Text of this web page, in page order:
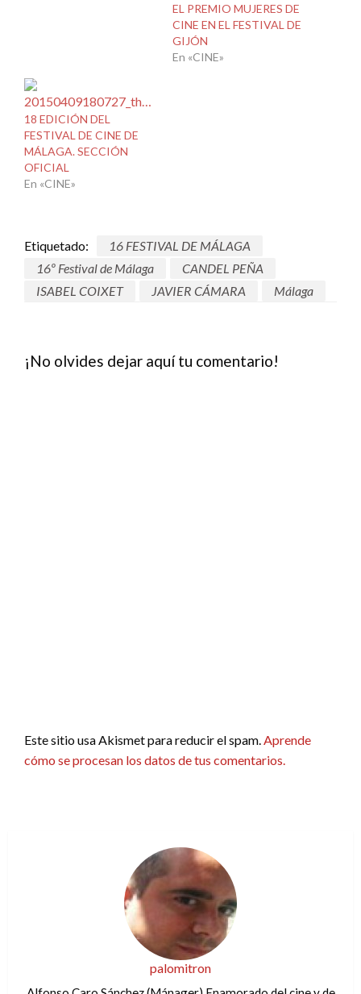
EL PREMIO MUJERES DE
CINE EN EL FESTIVAL DE
GIJÓN
En «CINE»
18 EDICIÓN DEL
FESTIVAL DE CINE DE
MÁLAGA. SECCIÓN
OFICIAL
En «CINE»
Etiquetado:
16 FESTIVAL DE MÁLAGA
16º Festival de Málaga
CANDEL PEÑA
ISABEL COIXET
JAVIER CÁMARA Málaga
¡No olvides dejar aquí tu comentario!
Este sitio usa Akismet para reducir el spam. Aprende
cómo se procesan los datos de tus comentarios.
palomitron